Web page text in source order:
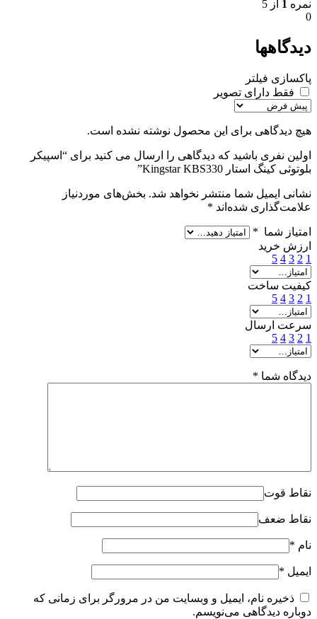
نمره 1 از 5
0
دیدگاهها
پاکسازی فیلتر
فقط دارای تصویر
هیچ دیدگاهی برای این محصول نوشته نشده است.
اولین نفری باشید که دیدگاهی را ارسال می کنید برای “اسپیکر
بلوتوثی کینگ استار Kingstar KBS330”
نشانی ایمیل شما منتشر نخواهد شد. بخش‌های موردنیاز
علامت‌گذاری شده‌اند *
امتیاز شما *
ارزش خرید
1
2
3
4
5
کیفیت ساخت
1
2
3
4
5
سرعت ارسال
1
2
3
4
5
دیدگاه شما *
نقاط قوت
نقاط ضعف
نام *
ایمیل *
ذخیره نام، ایمیل و وبسایت من در مرورگر برای زمانی که
دوباره دیدگاهی می‌نویسم.